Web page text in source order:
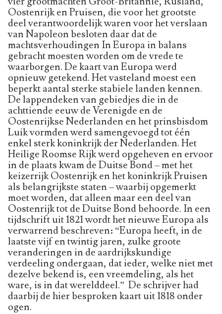
Oostenrijk en Pruisen, die voor het grootste
deel verantwoordelijk waren voor het verslaan
van Napoleon besloten daar dat de
machtsverhoudingen In Europa in balans
gebracht moesten worden om de vrede te
waarborgen. De kaart van Europa werd
opnieuw getekend. Het vasteland moest een
beperkt aantal sterke stabiele landen kennen.
De lappendeken van gebiedjes die in de
achttiende eeuw de Verenigde en de
Oostenrijkse Nederlanden en het prinsbisdom
Luik vormden werd samengevoegd tot één
enkel sterk koninkrijk der Nederlanden. Het
Heilige Roomse Rijk werd opgeheven en ervoor
in de plaats kwam de Duitse Bond – met het
keizerrijk Oostenrijk en het koninkrijk Pruisen
als belangrijkste staten – waarbij opgemerkt
moet worden, dat alleen maar een deel van
Oostenrijk tot de Duitse Bond behoorde. In een
tijdschrift uit 1821 wordt het nieuwe Europa als
verwarrend beschreven: “Europa heeft, in de
laatste vijf en twintig jaren, zulke groote
veranderingen in de aardrijkskundige
verdeeling ondergaan, dat ieder, welke niet met
dezelve bekend is, een vreemdeling, als het
ware, is in dat werelddeel.” De schrijver had
daarbij de hier besproken kaart uit 1818 onder
ogen.